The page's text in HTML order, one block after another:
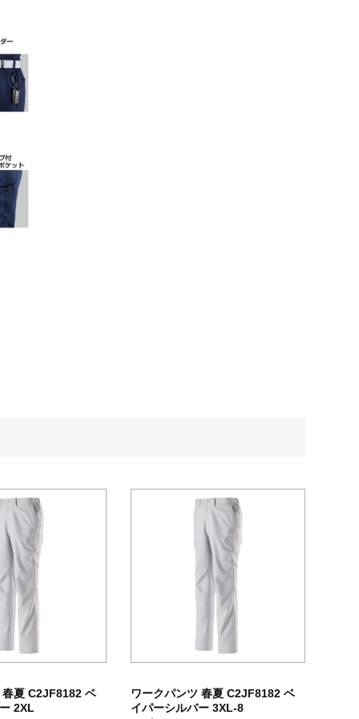
春夏 C2JF8182 ベ
2XL
ワークパンツ 春夏 C2JF8182 ベ
イパーシルバー 3XL-8